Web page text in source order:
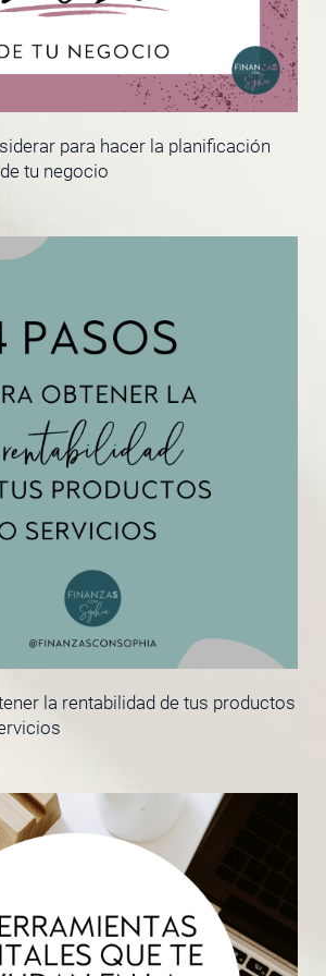
para hacer la planificación
tu negocio
la rentabilidad de tus productos